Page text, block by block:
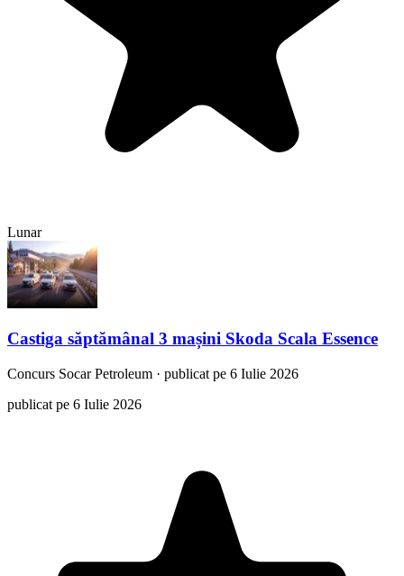
Lunar
Castiga săptămânal 3 mașini Skoda Scala Essence
Concurs Socar Petroleum · publicat pe 6 Iulie 2026
publicat pe 6 Iulie 2026